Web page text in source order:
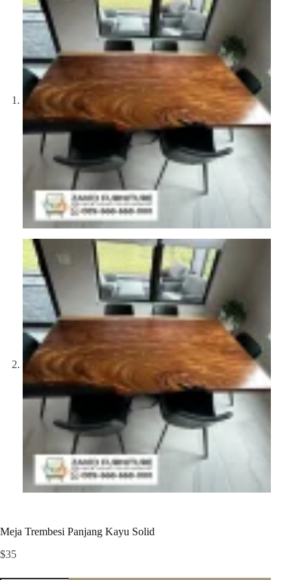
Meja Trembesi Panjang Kayu Solid
$35